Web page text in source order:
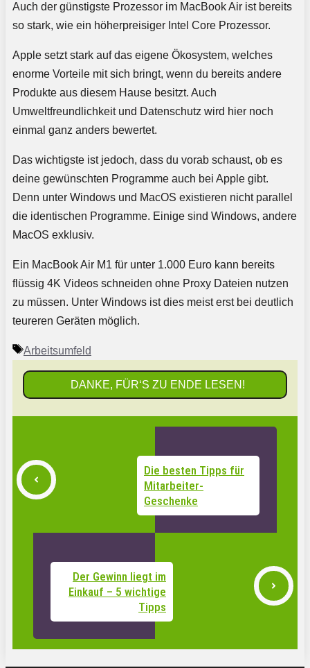
Auch der günstigste Prozessor im MacBook Air ist bereits
so stark, wie ein höherpreisiger Intel Core Prozessor.
Apple setzt stark auf das eigene Ökosystem, welches
enorme Vorteile mit sich bringt, wenn du bereits andere
Produkte aus diesem Hause besitzt. Auch
Umweltfreundlichkeit und Datenschutz wird hier noch
einmal ganz anders bewertet.
Das wichtigste ist jedoch, dass du vorab schaust, ob es
deine gewünschten Programme auch bei Apple gibt.
Denn unter Windows und MacOS existieren nicht parallel
die identischen Programme. Einige sind Windows, andere
MacOS exklusiv.
Ein MacBook Air M1 für unter 1.000 Euro kann bereits
flüssig 4K Videos schneiden ohne Proxy Dateien nutzen
zu müssen. Unter Windows ist dies meist erst bei deutlich
teureren Geräten möglich.
Schlagwörter
Arbeitsumfeld
DANKE, FÜR‘S ZU ENDE LESEN!
Die besten Tipps für
Mitarbeiter-
Geschenke
Der Gewinn liegt im
Einkauf – 5 wichtige
Tipps